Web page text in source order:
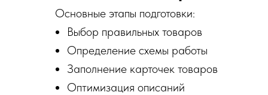
Основные этапы подготовки:
Выбор правильных товаров
Определение схемы работы
Заполнение карточек товаров
Оптимизация описаний